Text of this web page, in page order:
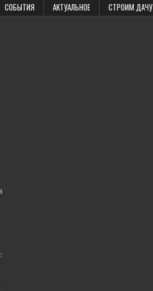
СОБЫТИЯ АКТУАЛЬНОЕ СТРОИМ ДАЧУ